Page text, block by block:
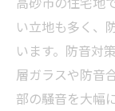
い立地も多く、
います。防音対
層ガラスや防音
部の騒音を大幅